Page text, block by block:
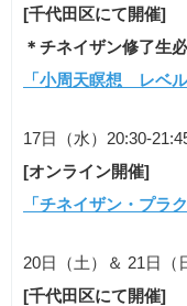
[千代田区にて開催]
＊チネイザン修了生
「小周天瞑想 レベル
17日（水）20:30-
[オンライン開催]
「チネイザン・プラ
20日（土）＆ 21日（
[千代田区にて開催]